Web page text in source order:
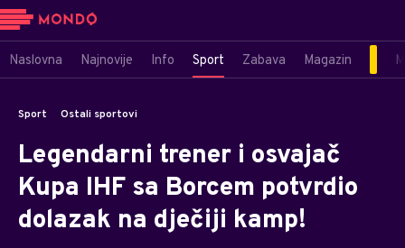
Naslovna Najnovije Info Sport Zabava Magazin
Sport Ostali sportovi
Legendarni trener i osvajač
Kupa IHF sa Borcem potvrdio
dolazak na dječiji kamp!